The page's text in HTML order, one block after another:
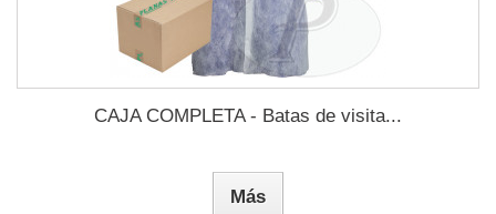
CAJA COMPLETA - Batas de visita...
Más